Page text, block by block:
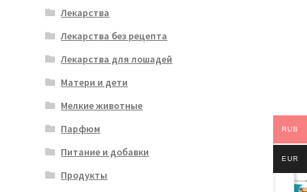
Лекарства
Лекарства без рецепта
Лекарства для лошадей
Матери и дети
Мелкие животные
Парфюм
Питание и добавки
Продукты
RUB
EUR